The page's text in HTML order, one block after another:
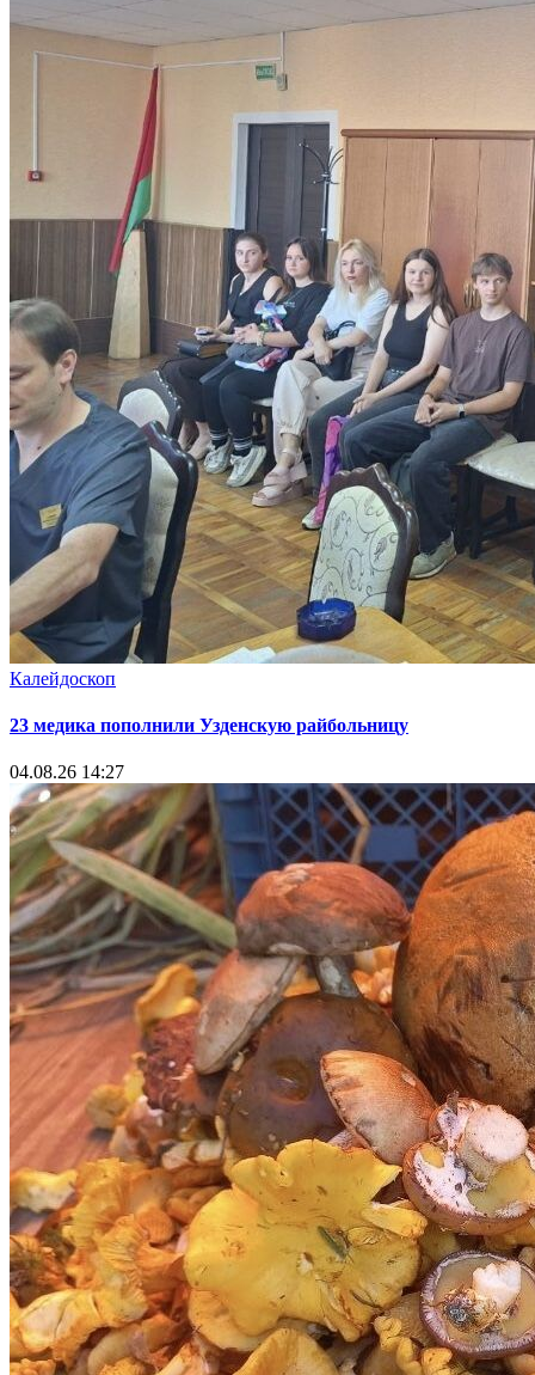
Калейдоскоп
23 медика пополнили Узденскую райбольницу
04.08.26 14:27